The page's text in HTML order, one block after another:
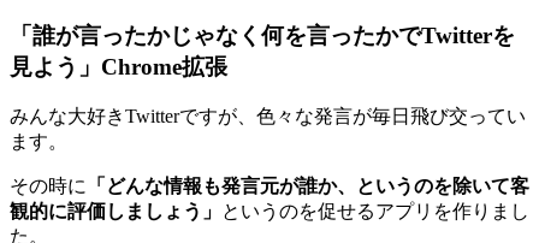
「誰が言ったかじゃなく何を言ったかでTwitterを
見よう」Chrome拡張
みんな大好きTwitterですが、色々な発言が毎日飛び交ってい
ます。
その時に
「どんな情報も発言元が誰か、というのを除いて客
観的に評価しましょう」 というのを促せるアプリを作りまし
た。